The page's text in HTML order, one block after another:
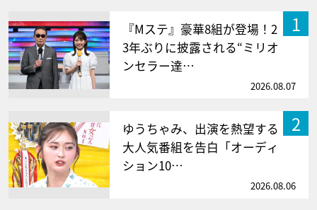
1
『Mステ』豪華8組が登場！2
3年ぶりに披露される“ミリオ
ンセラー達…
2026.08.07
2
ゆうちゃみ、出演を熱望する
大人気番組を告白「オーディ
ション10…
2026.08.06